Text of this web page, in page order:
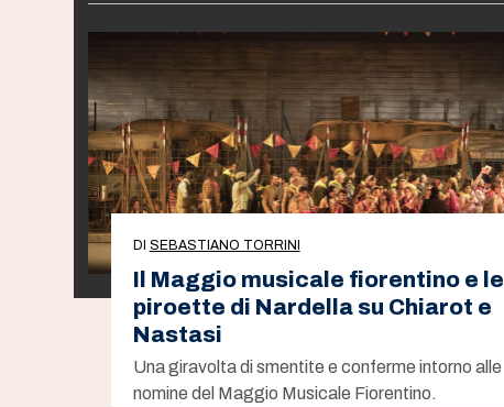
DI SEBASTIANO TORRINI
Il Maggio musicale fiorentino e le
piroette di Nardella su Chiarot e
Nastasi
Una giravolta di smentite e conferme intorno alle
nomine del Maggio Musicale Fiorentino.